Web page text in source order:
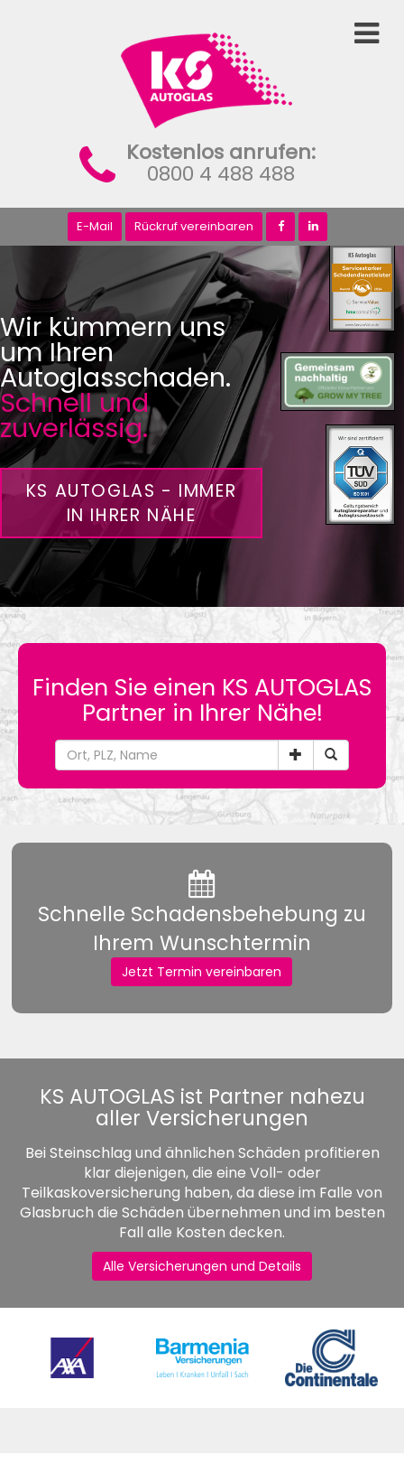
Kostenlos anrufen:
0800 4 488 488
E-Mail Rückruf vereinbaren
Wir kümmern uns
um Ihren
Autoglasschaden.
Schnell und
zuverlässig.
KS AUTOGLAS - IMMER
IN IHRER NÄHE
Finden Sie einen KS AUTOGLAS
Partner in Ihrer Nähe!
Schnelle Schadensbehebung zu
Ihrem Wunschtermin
Jetzt Termin vereinbaren
KS AUTOGLAS ist Partner nahezu
aller Versicherungen
Bei Steinschlag und ähnlichen Schäden profitieren
klar diejenigen, die eine Voll- oder
Teilkaskoversicherung haben, da diese im Falle von
Glasbruch die Schäden übernehmen und im besten
Fall alle Kosten decken.
Alle Versicherungen und Details
Unternehmen
Partner
Vermittlung
Jobs
Kontakt